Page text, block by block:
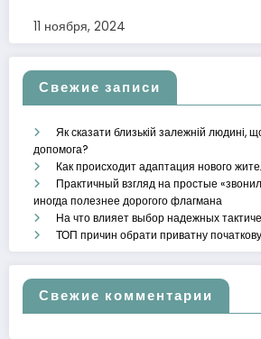
11 ноября, 2024
Свежие записи
Як сказати близькій залежній людині,
допомога?
Как происходит адаптация нового
Практичный взгляд на простые
иногда полезнее дорогого флагмана
На что влияет выбор надежных
ТОП причин обрати приватну
Свежие комментарии